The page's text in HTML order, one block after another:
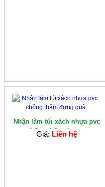
Nhận làm túi xách nhựa pvc
chống thấm đựng...
Giá: Liên hệ